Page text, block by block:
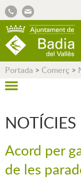
Portada > Comerç >
NOTÍCIES
Acord per
de les